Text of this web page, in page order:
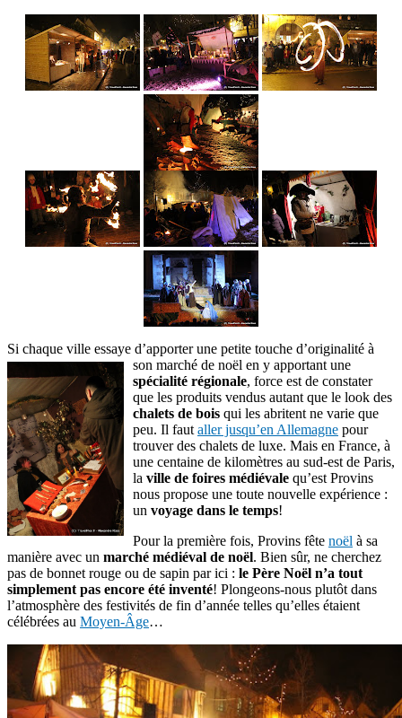
Si chaque ville essaye d’apporter une petite touche d’originalité à
son marché de noël en y apportant une
spécialité régionale, force est de constater
que les produits vendus autant que le look des
chalets de bois qui les abritent ne varie que
peu. Il faut aller jusqu’en Allemagne pour
trouver des chalets de luxe. Mais en France, à
une centaine de kilomètres au sud-est de Paris,
la ville de foires médiévale qu’est Provins
nous propose une toute nouvelle expérience :
un voyage dans le temps!
Pour la première fois, Provins fête noël à sa
manière avec un marché médiéval de noël. Bien sûr, ne cherchez
pas de bonnet rouge ou de sapin par ici : le Père Noël n’a tout
simplement pas encore été inventé! Plongeons-nous plutôt dans
l’atmosphère des festivités de fin d’année telles qu’elles étaient
célébrées au Moyen-Âge…